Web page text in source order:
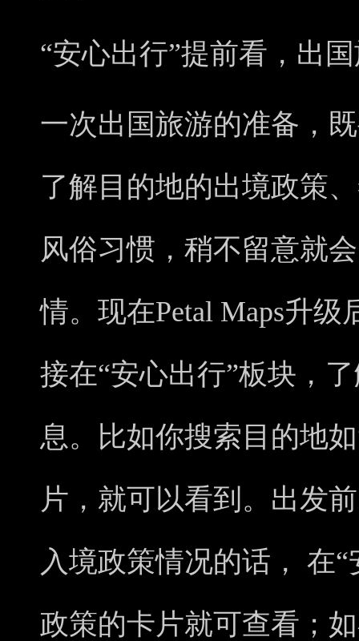
“安心出行”提前看，出 国
一次出国旅游的准备，
了解目的地的出境政策
风俗习惯，稍不留意就
情。现在Petal Maps升
接在“安心出行”板块，
息。比如你搜索目的地
片，就可以看到。出发
入境政策情况的话， 在
政策的卡片就可查看；